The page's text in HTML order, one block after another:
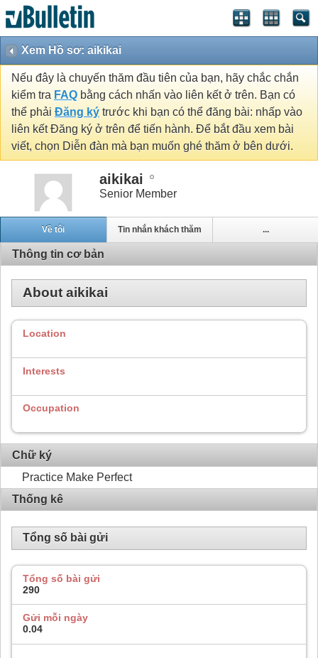
Xem Hồ sơ: aikikai
Nếu đây là chuyến thăm đầu tiên của bạn, hãy chắc chắn
kiểm tra FAQ bằng cách nhấn vào liên kết ở trên. Bạn có
thể phải Đăng ký trước khi bạn có thể đăng bài: nhấp vào
liên kết Đăng ký ở trên để tiến hành. Để bắt đầu xem bài
viết, chọn Diễn đàn mà bạn muốn ghé thăm ở bên dưới.
aikikai
Senior Member
Về tôi Tin nhắn khách thăm ...
Thông tin cơ bản
About aikikai
Location
Interests
Occupation
Chữ ký
Practice Make Perfect
Thống kê
Tổng số bài gửi
Tổng số bài gửi
290
Gửi mỗi ngày
0.04